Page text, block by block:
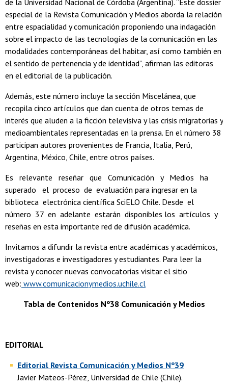
de la Universidad Nacional de Córdoba (Argentina). “Este dossier
especial de la Revista Comunicación y Medios aborda la relación
entre espacialidad y comunicación proponiendo una indagación
sobre el impacto de las tecnologías de la comunicación en las
modalidades contemporáneas del habitar, así como también en
el sentido de pertenencia y de identidad”, afirman las editoras
en el editorial de la publicación.
Además, este número incluye la sección Miscelánea, que
recopila cinco artículos que dan cuenta de otros temas de
interés que aluden a la ficción televisiva y las crisis migratorias y
medioambientales representadas en la prensa. En el número 38
participan autores provenientes de Francia, Italia, Perú,
Argentina, México, Chile, entre otros países.
Es relevante reseñar que Comunicación y Medios ha
superado el proceso de evaluación para ingresar en la
biblioteca electrónica científica SciELO Chile. Desde el
número 37 en adelante estarán disponibles los artículos y
reseñas en esta importante red de difusión académica.
Invitamos a difundir la revista entre académicas y académicos,
investigadoras e investigadores y estudiantes. Para leer la
revista y conocer nuevas convocatorias visitar el sitio
web: www.comunicacionymedios.uchile.cl
Tabla de Contenidos Nº38 Comunicación y Medios
EDITORIAL
Editorial Revista Comunicación y Medios Nº39
Javier Mateos-Pérez, Universidad de Chile (Chile).